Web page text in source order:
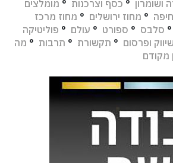
ושומרון ° כסף וצרכנות ° מומלצים
° מחוז ירושלים ° מחוז מרכז
° סלבס ° ספורט ° עולם ° פוליטיקה
שיווק ופרסום ° תקשורת ° תרבות ° מה
מקודם